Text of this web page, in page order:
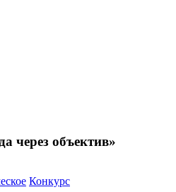
через объектив»
Конкурс